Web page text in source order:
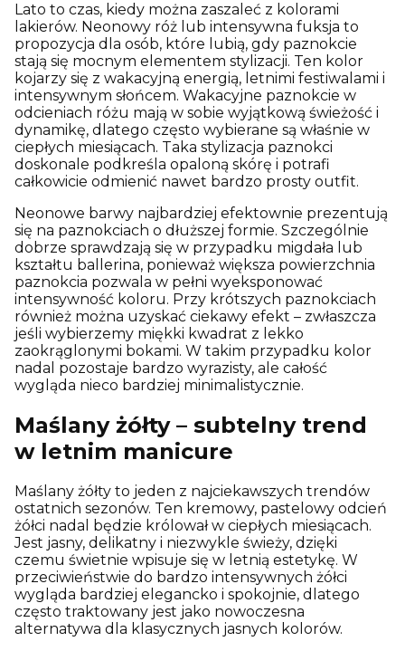
Lato to czas, kiedy można zaszaleć z kolorami
lakierów. Neonowy róż lub intensywna fuksja to
propozycja dla osób, które lubią, gdy paznokcie
stają się mocnym elementem stylizacji. Ten kolor
kojarzy się z wakacyjną energią, letnimi festiwalami i
intensywnym słońcem. Wakacyjne paznokcie w
odcieniach różu mają w sobie wyjątkową świeżość i
dynamikę, dlatego często wybierane są właśnie w
ciepłych miesiącach. Taka stylizacja paznokci
doskonale podkreśla opaloną skórę i potrafi
całkowicie odmienić nawet bardzo prosty outfit.
Neonowe barwy najbardziej efektownie prezentują
się na paznokciach o dłuższej formie. Szczególnie
dobrze sprawdzają się w przypadku migdała lub
kształtu ballerina, ponieważ większa powierzchnia
paznokcia pozwala w pełni wyeksponować
intensywność koloru. Przy krótszych paznokciach
również można uzyskać ciekawy efekt – zwłaszcza
jeśli wybierzemy miękki kwadrat z lekko
zaokrąglonymi bokami. W takim przypadku kolor
nadal pozostaje bardzo wyrazisty, ale całość
wygląda nieco bardziej minimalistycznie.
Maślany żółty – subtelny trend
w letnim manicure
Maślany żółty to jeden z najciekawszych trendów
ostatnich sezonów. Ten kremowy, pastelowy odcień
żółci nadal będzie królował w ciepłych miesiącach.
Jest jasny, delikatny i niezwykle świeży, dzięki
czemu świetnie wpisuje się w letnią estetykę. W
przeciwieństwie do bardzo intensywnych żółci
wygląda bardziej elegancko i spokojnie, dlatego
często traktowany jest jako nowoczesna
alternatywa dla klasycznych jasnych kolorów.